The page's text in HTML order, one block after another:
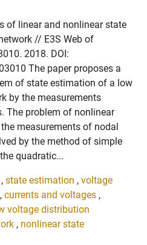
of linear and nonlinear state
// E3S Web of
2018. DOI:
The paper proposes a
of state estimation of a low
by the measurements
The problem of nonlinear
measurements of nodal
by the method of simple
quadratic...
, state estimation , voltage
, currents and voltages ,
voltage distribution
, nonlinear state